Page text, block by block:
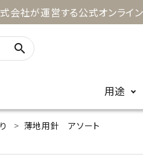
会社が運営する公式オンライン
search
用途
薄地用針 アソート